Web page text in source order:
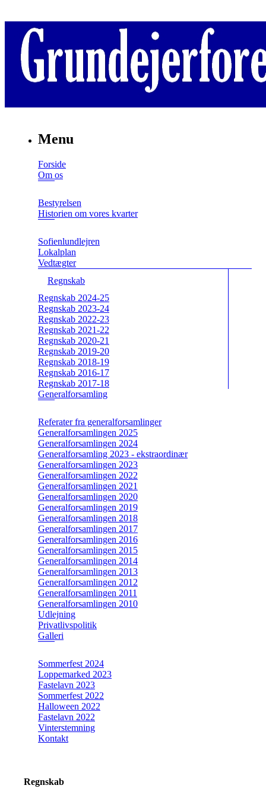
Menu
Forside
Om os
Bestyrelsen
Historien om vores kvarter
Sofienlundlejren
Lokalplan
Vedtægter
Regnskab
Regnskab 2024-25
Regnskab 2023-24
Regnskab 2022-23
Regnskab 2021-22
Regnskab 2020-21
Regnskab 2019-20
Regnskab 2018-19
Regnskab 2016-17
Regnskab 2017-18
Generalforsamling
Referater fra generalforsamlinger
Generalforsamlingen 2025
Generalforsamlingen 2024
Generalforsamling 2023 - ekstraordinær
Generalforsamlingen 2023
Generalforsamlingen 2022
Generalforsamlingen 2021
Generalforsamlingen 2020
Generalforsamlingen 2019
Generalforsamlingen 2018
Generalforsamlingen 2017
Generalforsamlingen 2016
Generalforsamlingen 2015
Generalforsamlingen 2014
Generalforsamlingen 2013
Generalforsamlingen 2012
Generalforsamlingen 2011
Generalforsamlingen 2010
Udlejning
Privatlivspolitik
Galleri
Sommerfest 2024
Loppemarked 2023
Fastelavn 2023
Sommerfest 2022
Halloween 2022
Fastelavn 2022
Vinterstemning
Kontakt
Regnskab